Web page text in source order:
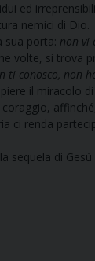
irreprensibili
nemici di Dio.
porta: non vi
si trova
ti conosco, non
il miracolo
ci renda
sequela di